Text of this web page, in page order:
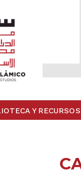
Y RECURSOS